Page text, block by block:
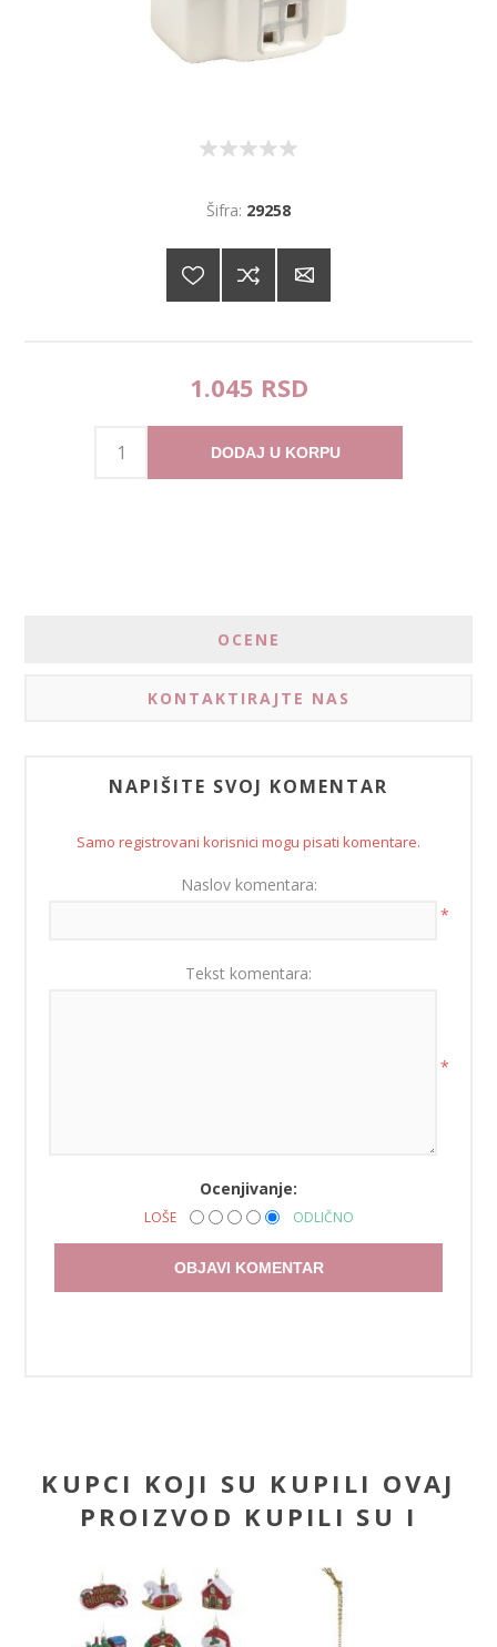
Šifra: 29258
1.045 RSD
DODAJ U KORPU
OCENE
KONTAKTIRAJTE NAS
NAPIŠITE SVOJ KOMENTAR
Samo registrovani korisnici mogu pisati komentare.
Naslov komentara:
*
Tekst komentara:
*
Ocenjivanje:
LOŠE ODLIČNO
OBJAVI KOMENTAR
KUPCI KOJI SU KUPILI OVAJ
PROIZVOD KUPILI SU I